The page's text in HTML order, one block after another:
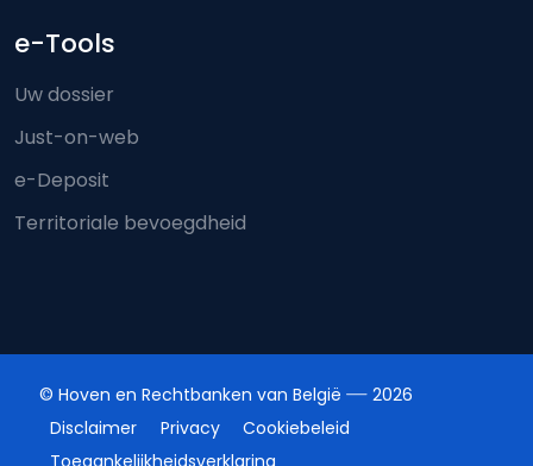
e-Tools
Uw dossier
Just-on-web
e-Deposit
Territoriale bevoegdheid
© Hoven en Rechtbanken van België
2026
Disclaimer
Privacy
Cookiebeleid